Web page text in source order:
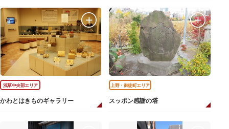
浅草中央部エリア
かわとはきものギャラリー
上野・御徒町エリア
スッポン感謝の塔